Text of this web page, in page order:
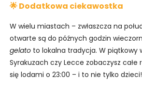
🌟 Dodatkowa ciekawostka
W wielu miastach – zwłaszcza na
otwarte są do późnych godzin
gelato to lokalna tradycja. W piątkowy
Syrakuzach czy Lecce zobaczysz całe
się lodami o 23:00 – i to nie tylko dzieci!